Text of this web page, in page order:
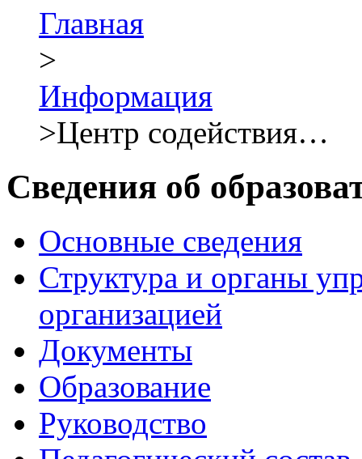
Главная
>
Информация
>Центр содействия…
Сведения об
Основные сведения
Структура и органы
организацией
Документы
Образование
Руководство